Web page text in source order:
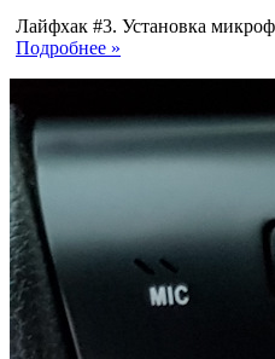
Лайфхак #3. Установка
Подробнее »